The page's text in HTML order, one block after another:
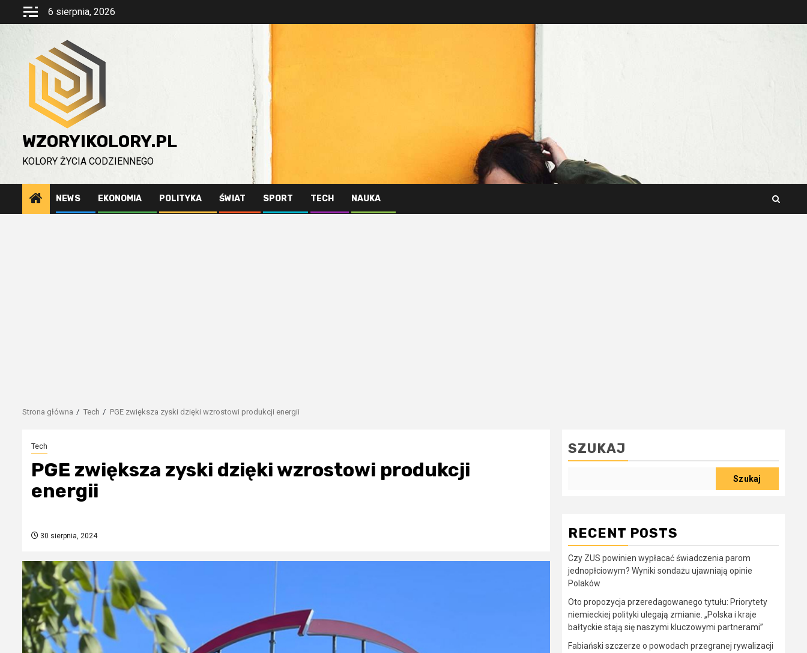
Przejdź
6 sierpnia, 2026
WZORYIKOLORY.PL
KOLORY ŻYCIA CODZIENNEGO
NEWS EKONOMIA POLITYKA ŚWIAT SPORT TECH NAUKA
Strona główna Tech PGE zwiększa zyski dzięki wzrostowi produkcji energii
Tech
PGE zwiększa zyski dzięki wzrostowi produkcji
energii
30 sierpnia, 2024
SZUKAJ
Szukaj
RECENT POSTS
Czy ZUS powinien wypłacać świadczenia parom
jednopłciowym? Wyniki sondażu ujawniają opinie
Polaków
Oto propozycja przeredagowanego tytułu: Priorytety
niemieckiej polityki ulegają zmianie. „Polska i kraje
bałtyckie stają się naszymi kluczowymi partnerami”
Fabiański szczerze o powodach przegranej rywalizacji